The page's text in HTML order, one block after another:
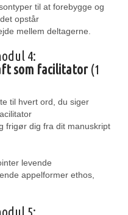
til at forebygge og
opstår
mellem deltagerne.
4:
som facilitator(1
til hvert ord, du siger
frigør dig fra dit manuskript
levende
appelformer ethos,
5: